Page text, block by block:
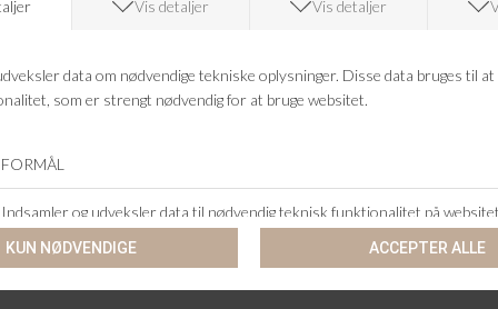
MDCLEONA SKIRT
DKK 399,95
MDCCIELA SKIRT
DKK 399,95